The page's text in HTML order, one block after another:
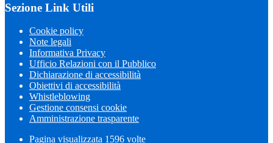
Sezione Link Utili
Cookie policy
Note legali
Informativa Privacy
Ufficio Relazioni con il Pubblico
Dichiarazione di accessibilità
Obiettivi di accessibilità
Whistleblowing
Gestione consensi cookie
Amministrazione trasparente
Pagina visualizzata 1596 volte